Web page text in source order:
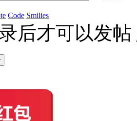
Code Smilies
后才可以发帖